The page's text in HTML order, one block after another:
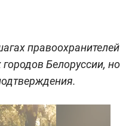
правоохранителей
Белоруссии, но